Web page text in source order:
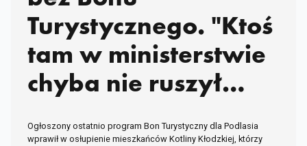
Turystycznego. "Ktoś
tam w ministerstwie
chyba nie ruszył
Ogłoszony ostatnio program Bon Turystyczny dla Podlasia
wprawił w osłupienie mieszkańców Kotliny Kłodzkiej, którzy